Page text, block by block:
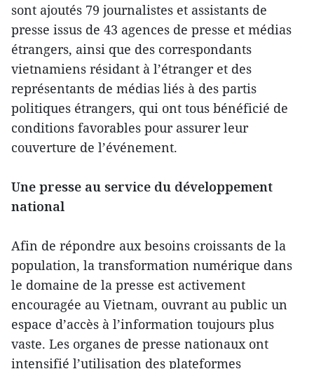
sont ajoutés 79 journalistes et assistants de
presse issus de 43 agences de presse et médias
étrangers, ainsi que des correspondants
vietnamiens résidant à l’étranger et des
représentants de médias liés à des partis
politiques étrangers, qui ont tous bénéficié de
conditions favorables pour assurer leur
couverture de l’événement.
Une presse au service du développement
national
Afin de répondre aux besoins croissants de la
population, la transformation numérique dans
le domaine de la presse est activement
encouragée au Vietnam, ouvrant au public un
espace d’accès à l’information toujours plus
vaste. Les organes de presse nationaux ont
intensifié l’utilisation des plateformes